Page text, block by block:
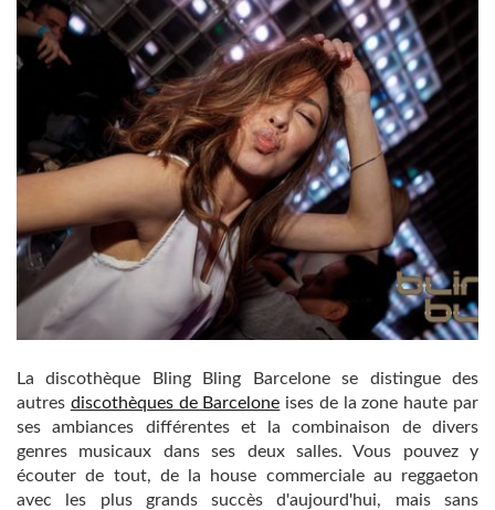
La discothèque Bling Bling Barcelone se distingue des
autres discothèques de Barcelone ises de la zone haute par
ses ambiances différentes et la combinaison de divers
genres musicaux dans ses deux salles. Vous pouvez y
écouter de tout, de la house commerciale au reggaeton
avec les plus grands succès d'aujourd'hui, mais sans